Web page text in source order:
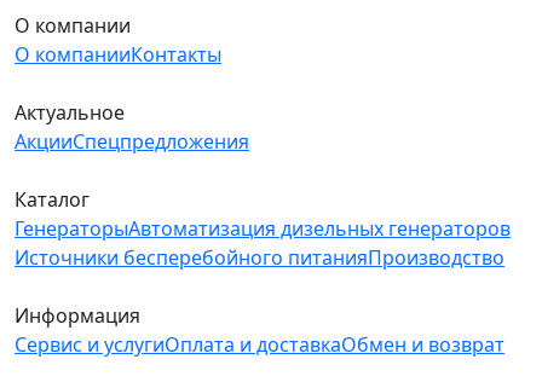
О компании
О компанииКонтакты
Актуальное
АкцииСпецпредложения
Каталог
ГенераторыАвтоматизация дизельных генераторов
Источники бесперебойного питанияПроизводство
Информация
Сервис и услугиОплата и доставкаОбмен и возврат